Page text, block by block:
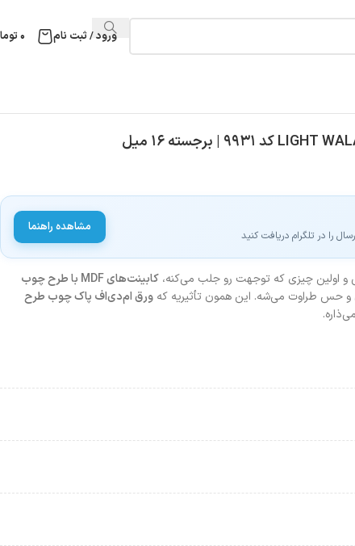
ورود / ثبت نام ۰
را در تلگرام دریافت کنید
مشاهده راهنما
و اولین چیزی که توجهت رو جلب می‌کنه،
کابینت‌های MDF با طرح چوب
و حس طراوت می‌شه. این همون تأثیریه که ورق ام‌دی‌اف پاک چوب طرح